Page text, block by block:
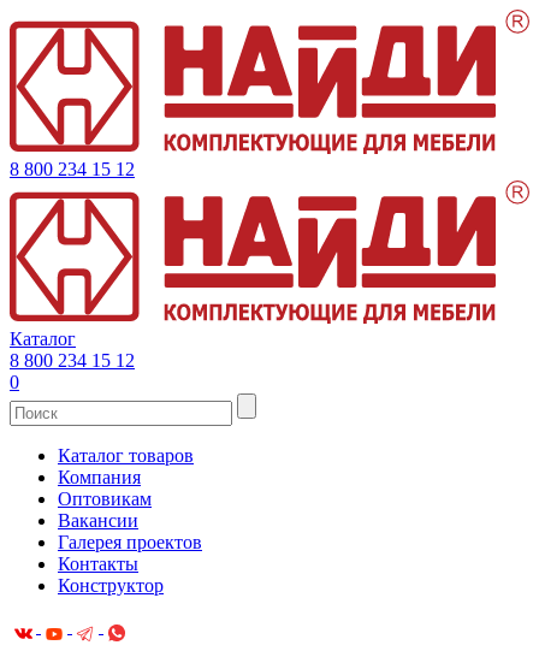
8 800 234 15 12
Каталог
8 800 234 15 12
0
Каталог товаров
Компания
Оптовикам
Вакансии
Галерея проектов
Контакты
Конструктор